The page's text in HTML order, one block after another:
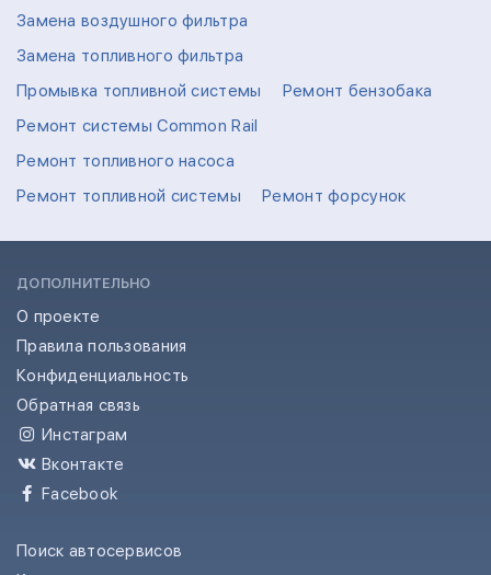
Замена воздушного фильтра
Замена топливного фильтра
Промывка топливной системы
Ремонт бензобака
Ремонт системы Common Rail
Ремонт топливного насоса
Ремонт топливной системы
Ремонт форсунок
ДОПОЛНИТЕЛЬНО
О проекте
Правила пользования
Конфиденциальность
Обратная связь
Инстаграм
Вконтакте
Facebook
Поиск автосервисов